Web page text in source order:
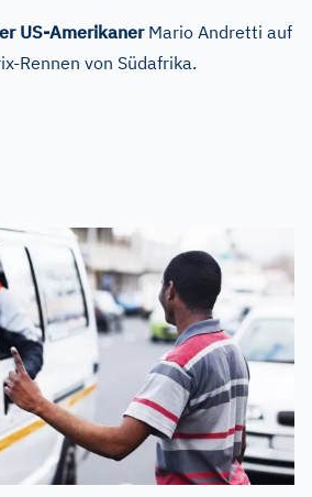
US-AmerikanerMario Andretti auf
Rennen von Südafrika.